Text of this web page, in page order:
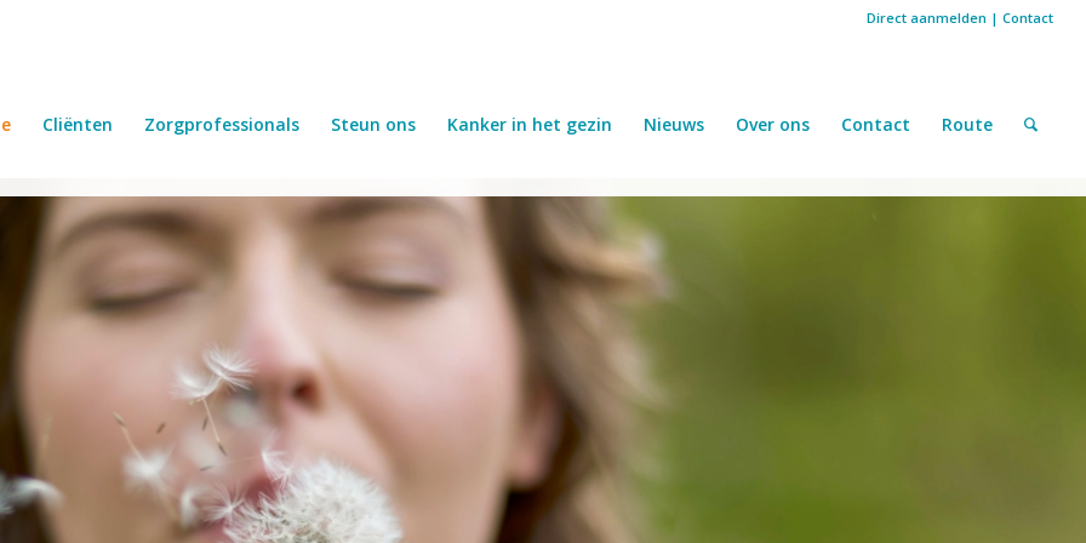
Direct aanmelden |Contact
Cliënten Zorgprofessionals Steun ons Kanker in het gezin Nieuws Over ons Contact Route